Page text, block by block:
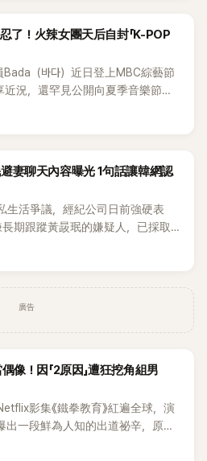
口補刀：「妳以前不是還在游泳池
年的風波。李智惠聽了忍不住笑
」李瑞鎮則回嘴：「那時候新聞鬧那
來一往，氣氛反而更加輕鬆。 談到
言，當時確實被質疑動過隆胸手
片之後，就開始被說是不是去隆乳
親自站出來說清楚。 李智惠進一步
我乾脆把腋下給大家看，證明我根
場瞬間炸鍋，來賓又驚又笑。 事實
為了證明自己沒有「隆乳」，真的
當時她穿著比基尼站在一排攝影
腋下畫面自證清白的往事再度被提
親自公開那張當年引發話題的「腋下
今仍被粉絲視為黑歷史代表作的事
代初期紅極一時，由李智惠、徐
、Chris Kim 兩位男成員組成。不
霸凌風波，甚至傳出徐智英母親對
，最終團體於 2002 年解散。 團
，靠著綜藝與歌唱實力持續活躍演
S#arp，也與 李尚敏 的賞識有關。
！火辣女團天后自封「K-POP
（바다）近日登上MBC綜藝節
近況，還罕見公開向夏季音樂節
至今從未受邀演出，更幽默表示：
妻聊天內容曝光 1句話讓韓網認
生活爭議，經紀公司日前強硬表
期跟蹤黃晸珉的嫌疑人，已採取
此停止發聲，5日再度透過社群平
廣告
像！因「2原因」遭狂挖角組男
影集《鐵拳教育》紅遍全球，演
出一段鮮為人知的出道祕辛，原來
道，而是成為男團偶像的一員。